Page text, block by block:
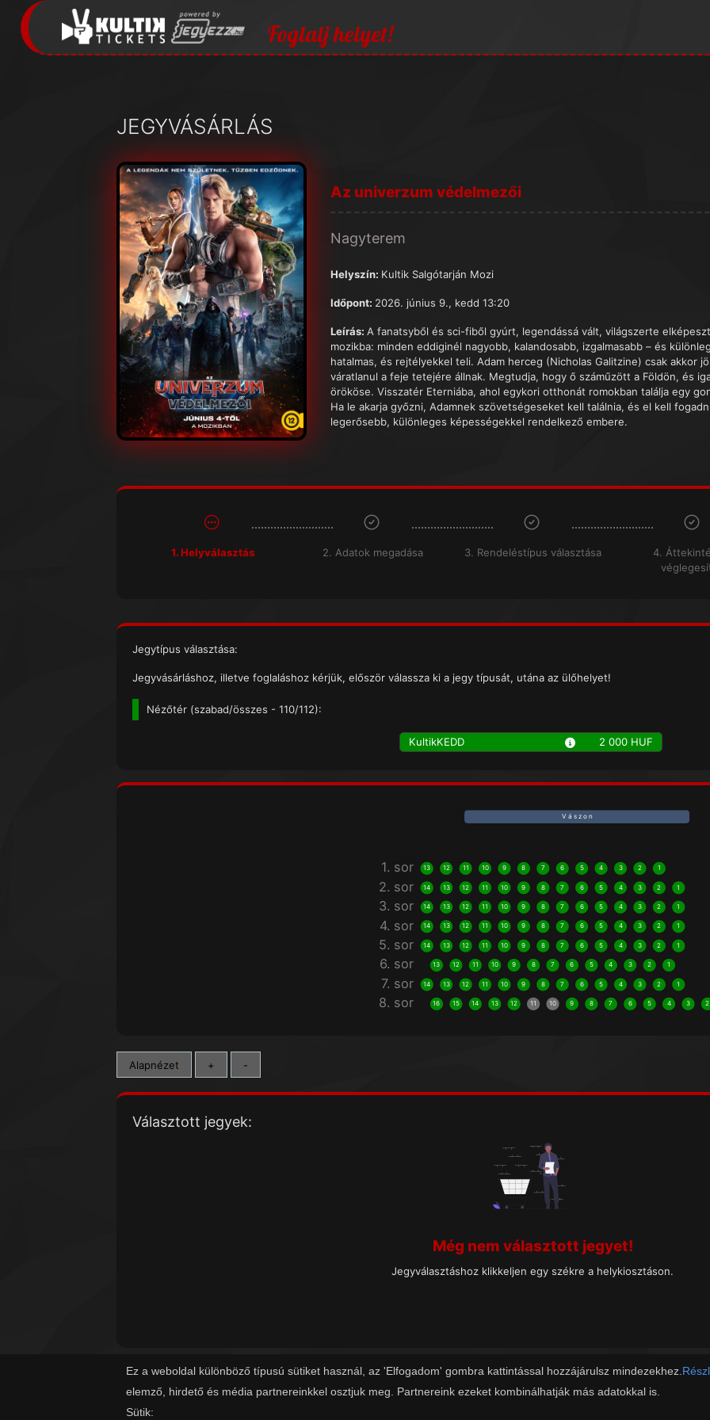
Ez a weboldal különböző típusú sütiket használ, az 'Elfogadom' gombra kattintással hozzájárulsz mindezekhez.
elemző, hirdető és média partnereinkkel osztjuk meg. Partnereink ezeket kombinálhatják más adatokkal is.
Sütik:
Foglalj helyet!
JEGYVÁSÁRLÁS
Az univerzum védelmezői
Nagyterem
Helyszín: Kultik Salgótarján Mozi
Időpont: 2026. június 9., kedd 13:20
Leírás: A fanatsyből és sci-fiből gyúrt, legendássá vált, világszerte
mozikba: minden eddiginél nagyobb, kalandosabb, izgalmasabb – és
hatalmas, és rejtélyekkel teli. Adam herceg (Nicholas Galitzine) csak akkor
váratlanul a feje tetejére állnak. Megtudja, hogy ő száműzött a Földön, és
örököse. Visszatér Eterniába, ahol egykori otthonát romokban találja egy
Ha le akarja győzni, Adamnek szövetségeseket kell találnia, és el kell
legerősebb, különleges képességekkel rendelkező embere.
1. Helyválasztás 2. Adatok megadása 3. Rendeléstípus választása
4.
Jegytípus választása:
Jegyvásárláshoz, illetve foglaláshoz kérjük, először válassza ki a jegy típusát, utána az ülőhelyet!
Nézőtér (szabad/összes - 110/112):
KultikKEDD 2 000 HUF
V á s z o n
1. sor 13 12 11 10 9 8 7 6 5 4 3 2 1
2. sor 14 13 12 11 10 9 8 7 6 5 4 3 2 1
3. sor 14 13 12 11 10 9 8 7 6 5 4 3 2 1
4. sor 14 13 12 11 10 9 8 7 6 5 4 3 2 1
5. sor 14 13 12 11 10 9 8 7 6 5 4 3 2 1
6. sor 13 12 11 10 9 8 7 6 5 4 3 2 1
7. sor 14 13 12 11 10 9 8 7 6 5 4 3 2 1
8. sor 16 15 14 13 12 11 10 9 8 7 6 5 4 3 2
Alapnézet + -
Választott jegyek:
Még nem választott jegyet!
Jegyválasztáshoz klikkeljen egy székre a helykiosztáson.